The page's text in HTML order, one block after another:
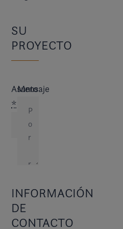
SU
PROYECTO
Asunto
*
Mensaje
INFORMACIÓN
DE
CONTACTO